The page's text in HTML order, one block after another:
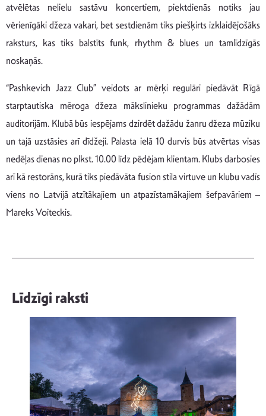
atvēlētas nelielu sastāvu koncertiem, piektdienās notiks jau
vērienīgāki džeza vakari, bet sestdienām tiks piešķirts izklaidējošāks
raksturs, kas tiks balstīts funk, rhythm & blues un tamlīdzīgās
noskaņās.
“Pashkevich Jazz Club” veidots ar mērķi regulāri piedāvāt Rīgā
starptautiska mēroga džeza mākslinieku programmas dažādām
auditorijām. Klubā būs iespējams dzirdēt dažādu žanru džeza mūziku
un tajā uzstāsies arī dīdžeji. Palasta ielā 10 durvis būs atvērtas visas
nedēļas dienas no plkst. 10.00 līdz pēdējam klientam. Klubs darbosies
arī kā restorāns, kurā tiks piedāvāta fusion stila virtuve un klubu vadīs
viens no Latvijā atzītākajiem un atpazīstamākajiem šefpavāriem –
Mareks Voiteckis.
Līdzīgi raksti